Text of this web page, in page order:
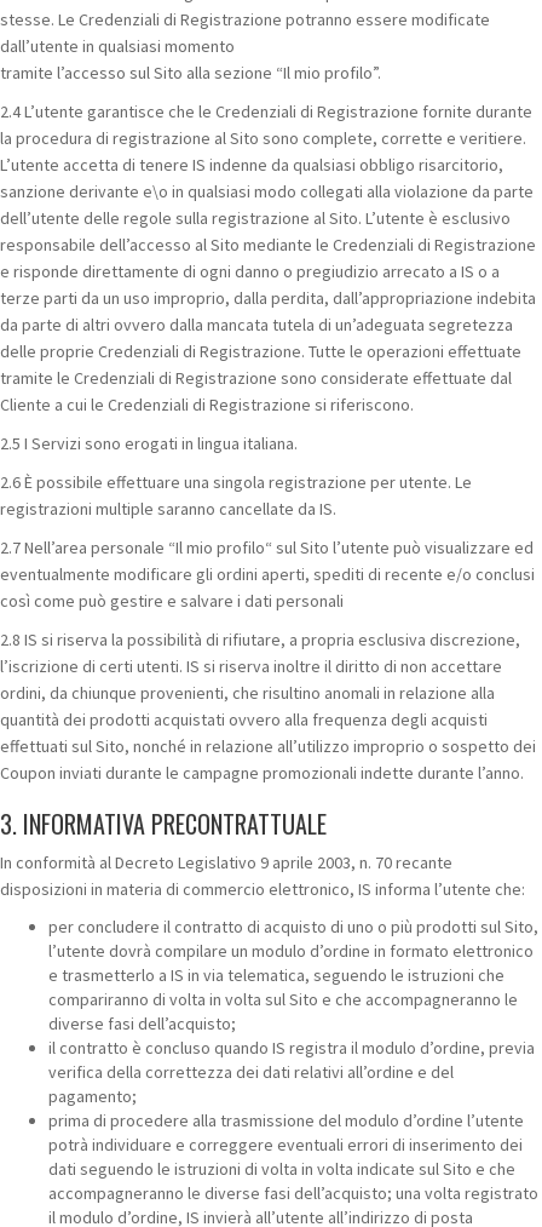
stesse. Le Credenziali di Registrazione potranno essere modificate
dall’utente in qualsiasi momento
tramite l’accesso sul Sito alla sezione “Il mio profilo”.
2.4 L’utente garantisce che le Credenziali di Registrazione fornite durante
la procedura di registrazione al Sito sono complete, corrette e veritiere.
L’utente accetta di tenere IS indenne da qualsiasi obbligo risarcitorio,
sanzione derivante e\o in qualsiasi modo collegati alla violazione da parte
dell’utente delle regole sulla registrazione al Sito. L’utente è esclusivo
responsabile dell’accesso al Sito mediante le Credenziali di Registrazione
e risponde direttamente di ogni danno o pregiudizio arrecato a IS o a
terze parti da un uso improprio, dalla perdita, dall’appropriazione indebita
da parte di altri ovvero dalla mancata tutela di un’adeguata segretezza
delle proprie Credenziali di Registrazione. Tutte le operazioni effettuate
tramite le Credenziali di Registrazione sono considerate effettuate dal
Cliente a cui le Credenziali di Registrazione si riferiscono.
2.5 I Servizi sono erogati in lingua italiana.
2.6 È possibile effettuare una singola registrazione per utente. Le
registrazioni multiple saranno cancellate da IS.
2.7 Nell’area personale “Il mio profilo“ sul Sito l’utente può visualizzare ed
eventualmente modificare gli ordini aperti, spediti di recente e/o conclusi
così come può gestire e salvare i dati personali
2.8 IS si riserva la possibilità di rifiutare, a propria esclusiva discrezione,
l’iscrizione di certi utenti. IS si riserva inoltre il diritto di non accettare
ordini, da chiunque provenienti, che risultino anomali in relazione alla
quantità dei prodotti acquistati ovvero alla frequenza degli acquisti
effettuati sul Sito, nonché in relazione all’utilizzo improprio o sospetto dei
Coupon inviati durante le campagne promozionali indette durante l’anno.
3. INFORMATIVA PRECONTRATTUALE
In conformità al Decreto Legislativo 9 aprile 2003, n. 70 recante
disposizioni in materia di commercio elettronico, IS informa l’utente che:
per concludere il contratto di acquisto di uno o più prodotti sul Sito,
l’utente dovrà compilare un modulo d’ordine in formato elettronico
e trasmetterlo a IS in via telematica, seguendo le istruzioni che
compariranno di volta in volta sul Sito e che accompagneranno le
diverse fasi dell’acquisto;
il contratto è concluso quando IS registra il modulo d’ordine, previa
verifica della correttezza dei dati relativi all’ordine e del
pagamento;
prima di procedere alla trasmissione del modulo d’ordine l’utente
potrà individuare e correggere eventuali errori di inserimento dei
dati seguendo le istruzioni di volta in volta indicate sul Sito e che
accompagneranno le diverse fasi dell’acquisto; una volta registrato
il modulo d’ordine, IS invierà all’utente all’indirizzo di posta